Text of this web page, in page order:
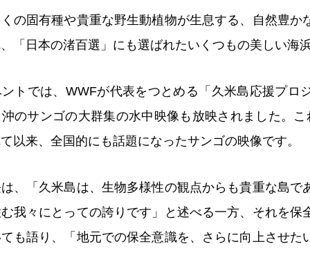
の固有種や貴重な野生動植物が生息する、自然豊か
「日本の渚百選」にも選ばれたいくつもの美しい海
トでは、WWFが代表をつとめる「久米島応援プロ
のサンゴの大群集の水中映像も放映されました。
以来、全国的にも話題になったサンゴの映像です。
、「久米島は、生物多様性の観点からも貴重な島で
我々にとっての誇りです」と述べる一方、それを保
も語り、「地元での保全意識を、さらに向上させた